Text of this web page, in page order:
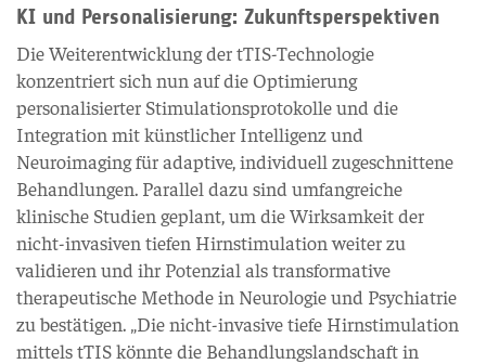
KI und Personalisierung: Zukunftsperspektiven
Die Weiterentwicklung der tTIS-Technologie
konzentriert sich nun auf die Optimierung
personalisierter Stimulationsprotokolle und die
Integration mit künstlicher Intelligenz und
Neuroimaging für adaptive, individuell zugeschnittene
Behandlungen. Parallel dazu sind umfangreiche
klinische Studien geplant, um die Wirksamkeit der
nicht-invasiven tiefen Hirnstimulation weiter zu
validieren und ihr Potenzial als transformative
therapeutische Methode in Neurologie und Psychiatrie
zu bestätigen. „Die nicht-invasive tiefe Hirnstimulation
mittels tTIS könnte die Behandlungslandschaft in